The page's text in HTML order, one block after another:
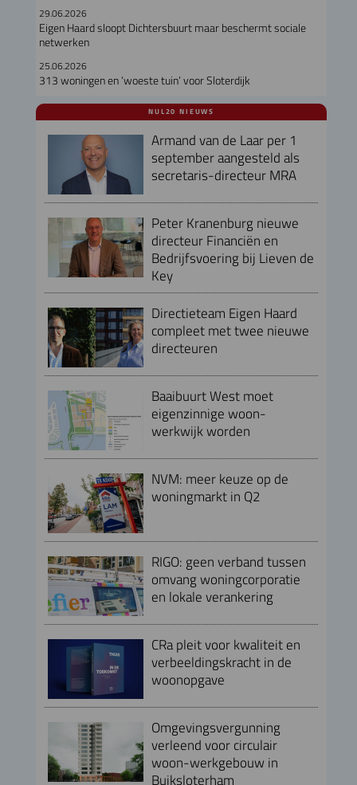
29.06.2026
Eigen Haard sloopt Dichtersbuurt maar beschermt sociale
netwerken
25.06.2026
313 woningen en ‘woeste tuin’ voor Sloterdijk
NUL20 NIEUWS
Armand van de Laar per 1
september aangesteld als
secretaris-directeur MRA
Peter Kranenburg nieuwe
directeur Financiën en
Bedrijfsvoering bij Lieven de
Key
Directieteam Eigen Haard
compleet met twee nieuwe
directeuren
Baaibuurt West moet
eigenzinnige woon-
werkwijk worden
NVM: meer keuze op de
woningmarkt in Q2
RIGO: geen verband tussen
omvang woningcorporatie
en lokale verankering
CRa pleit voor kwaliteit en
verbeeldingskracht in de
woonopgave
Omgevingsvergunning
verleend voor circulair
woon-werkgebouw in
Buiksloterham